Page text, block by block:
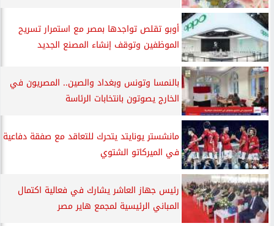
أوبو تقلص تواجدها بمصر مع استمرار تسريح
الموظفين وتوقف إنشاء المصنع الجديد
بالنمسا وتونس وبغداد والصين.. المصريون في
الخارج يصوتون بانتخابات الرئاسة
مانشستر يونايتد يتحرك للتعاقد مع صفقة دفاعية
في الميركاتو الشتوي
رئيس جهاز العاشر يشارك في فعالية اكتمال
المباني الرئيسية لمجمع هاير مصر